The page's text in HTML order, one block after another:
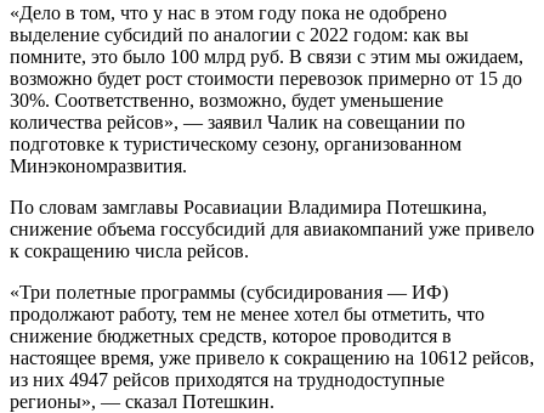
«Дело в том, что у нас в этом году пока не одобрено
выделение субсидий по аналогии с 2022 годом: как вы
помните, это было 100 млрд руб. В связи с этим мы ожидаем,
возможно будет рост стоимости перевозок примерно от 15 до
30%. Соответственно, возможно, будет уменьшение
количества рейсов», — заявил Чалик на совещании по
подготовке к туристическому сезону, организованном
Минэкономразвития.
По словам замглавы Росавиации Владимира Потешкина,
снижение объема госсубсидий для авиакомпаний уже привело
к сокращению числа рейсов.
«Три полетные программы (субсидирования — ИФ)
продолжают работу, тем не менее хотел бы отметить, что
снижение бюджетных средств, которое проводится в
настоящее время, уже привело к сокращению на 10612 рейсов,
из них 4947 рейсов приходятся на труднодоступные
регионы», — сказал Потешкин.